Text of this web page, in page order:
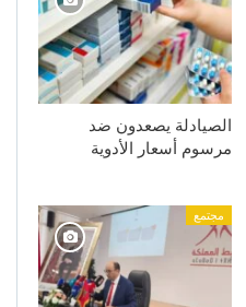
الصيادلة يصعدون ضد
مرسوم أسعار الأدوية
مجتمع